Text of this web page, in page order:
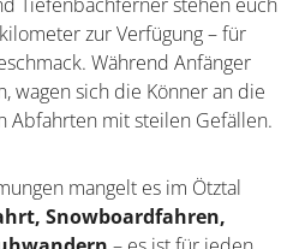
Hochgurgl sowie an den
und Tiefenbachferner
360 Pistenkilometer zur
und jeden Geschmack.
finden, wagen